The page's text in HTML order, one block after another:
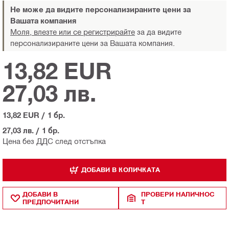
Не може да видите персонализираните цени за
Вашата компания
Моля, влезте или се регистрирайте за да видите
персонализираните цени за Вашата компания.
Цена без ДДС след отстъпка
13,82 EUR
27,03 лв.
13,82 EUR / 1 бр.
27,03 лв. / 1 бр.
ДОБАВИ В КОЛИЧКАТА
ДОБАВИ В
ПРЕДПОЧИТАНИ
ПРОВЕРИ НАЛИЧНОС
Т